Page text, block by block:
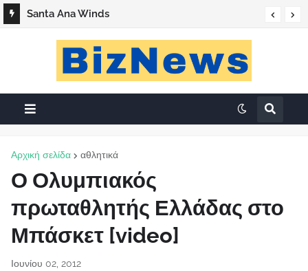
Santa Ana Winds
«Ο Βάσος της Καλής»
Αρχική σελίδα αθλητικά
Ο Ολυμπιακός
πρωταθλητής Ελλάδας στο
Μπάσκετ [video]
Ιουνίου 02, 2012